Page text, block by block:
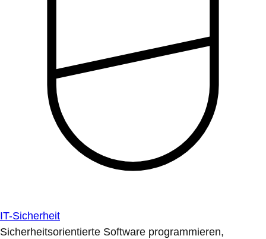
IT-Sicherheit
Sicherheitsorientierte Software programmieren,